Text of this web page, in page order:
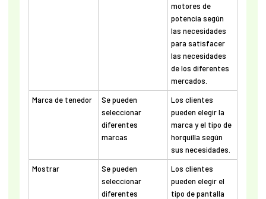
motores de
potencia según
las necesidades
para satisfacer
las necesidades
de los diferentes
mercados.
Marca de tenedor
Se pueden
seleccionar
diferentes
marcas
Los clientes
pueden elegir la
marca y el tipo de
horquilla según
sus necesidades.
Mostrar
Se pueden
seleccionar
diferentes
Los clientes
pueden elegir el
tipo de pantalla